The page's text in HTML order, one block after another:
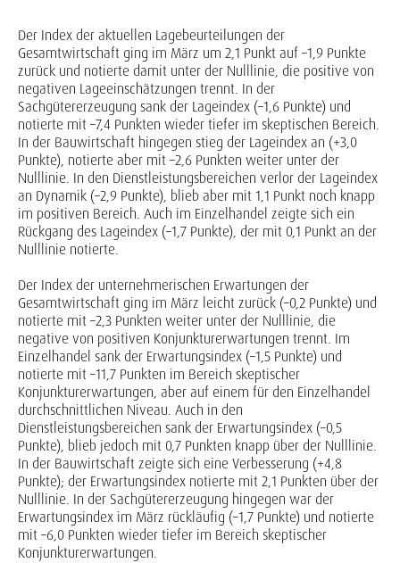
Der Index der aktuellen Lagebeurteilungen der
Gesamtwirtschaft ging im März um 2,1 Punkt auf –1,9 Punkte
zurück und notierte damit unter der Nulllinie, die positive von
negativen Lageeinschätzungen trennt. In der
Sachgütererzeugung sank der Lageindex (–1,6 Punkte) und
notierte mit –7,4 Punkten wieder tiefer im skeptischen Bereich.
In der Bauwirtschaft hingegen stieg der Lageindex an (+3,0
Punkte), notierte aber mit –2,6 Punkten weiter unter der
Nulllinie. In den Dienstleistungsbereichen verlor der Lageindex
an Dynamik (–2,9 Punkte), blieb aber mit 1,1 Punkt noch knapp
im positiven Bereich. Auch im Einzelhandel zeigte sich ein
Rückgang des Lageindex (–1,7 Punkte), der mit 0,1 Punkt an der
Nulllinie notierte.
Der Index der unternehmerischen Erwartungen der
Gesamtwirtschaft ging im März leicht zurück (–0,2 Punkte) und
notierte mit –2,3 Punkten weiter unter der Nulllinie, die
negative von positiven Konjunkturerwartungen trennt. Im
Einzelhandel sank der Erwartungsindex (–1,5 Punkte) und
notierte mit –11,7 Punkten im Bereich skeptischer
Konjunkturerwartungen, aber auf einem für den Einzelhandel
durchschnittlichen Niveau. Auch in den
Dienstleistungsbereichen sank der Erwartungsindex (–0,5
Punkte), blieb jedoch mit 0,7 Punkten knapp über der Nulllinie.
In der Bauwirtschaft zeigte sich eine Verbesserung (+4,8
Punkte); der Erwartungsindex notierte mit 2,1 Punkten über der
Nulllinie. In der Sachgütererzeugung hingegen war der
Erwartungsindex im März rückläufig (–1,7 Punkte) und notierte
mit –6,0 Punkten wieder tiefer im Bereich skeptischer
Konjunkturerwartungen.